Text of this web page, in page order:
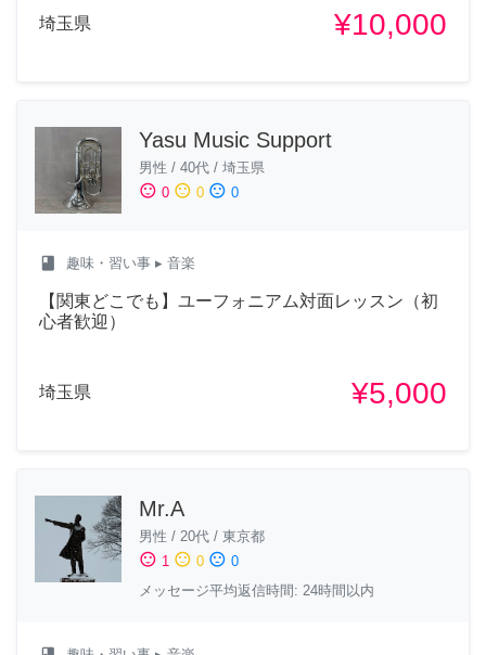
埼玉県 ¥10,000
Yasu Music Support
男性 / 40代 / 埼玉県
sentiment_satisfied 0 sentiment_neutral 0 sentiment_dissatisfied 0
class 趣味・習い事 ▸ 音楽
【関東どこでも】ユーフォニアム対面レッスン（初
心者歓迎）
埼玉県 ¥5,000
Mr.A
男性 / 20代 / 東京都
sentiment_satisfied 1 sentiment_neutral 0 sentiment_dissatisfied 0
メッセージ平均返信時間: 24時間以内